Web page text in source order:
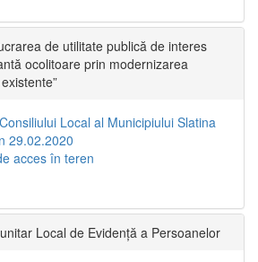
de utilitate publică de interes
ocolitoare prin modernizarea
Local al Municipiului Slatina
29.02.2020
acces în teren
Local de Evidență a Persoanelor